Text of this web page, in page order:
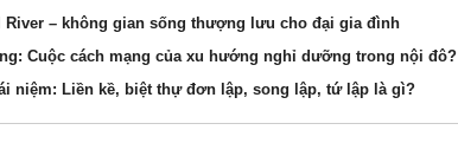
River – không gian sống thượng lưu cho đại gia đình
Cuộc cách mạng của xu hướng nghỉ dưỡng trong nội đô?
niệm: Liền kề, biệt thự đơn lập, song lập, tứ lập là gì?